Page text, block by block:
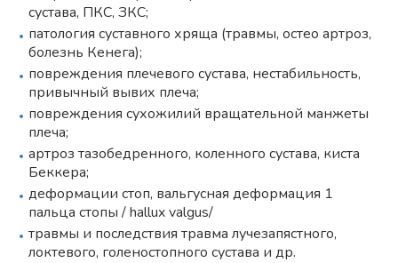
сустава, ПКС, ЗКС;
патология суставного хряща (травмы, остео артроз,
болезнь Кенега);
повреждения плечевого сустава, нестабильность,
привычный вывих плеча;
повреждения сухожилий вращательной манжеты
плеча;
артроз тазобедренного, коленного сустава, киста
Беккера;
деформации стоп, вальгусная деформация 1
пальца стопы / hallux valgus/
травмы и последствия травма лучезапястного,
локтевого, голеностопного сустава и др.